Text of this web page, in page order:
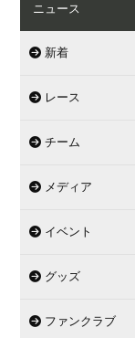
ニュース
新着
レース
チーム
メディア
イベント
グッズ
ファンクラブ